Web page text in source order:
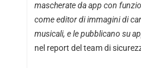
mascherate da app con
come editor di immagini di
musicali, e le pubblicano su
nel report del team di